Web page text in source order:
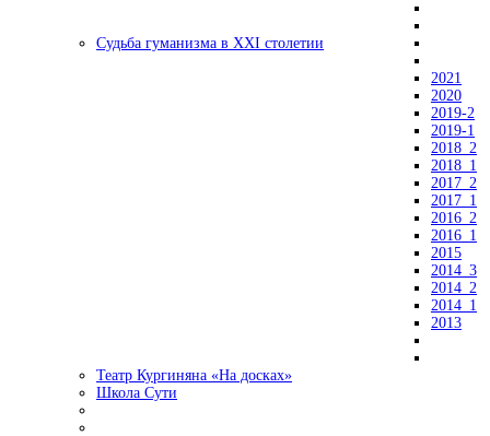
Судьба гуманизма в XXI столетии
2021
2020
2019-2
2019-1
2018_2
2018_1
2017_2
2017_1
2016_2
2016_1
2015
2014_3
2014_2
2014_1
2013
Театр Кургиняна «На досках»
Школа Сути